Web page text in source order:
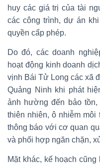
huy các giá trị của tài
các công trình, dự án
quyền cấp phép.
Do đó, các doanh
hoạt động kinh doanh
vịnh Bái Tử Long các xã
Quảng Ninh khi phát
ảnh hường đến bảo
thiên nhiên, ô nhiễm
thông báo với cơ quan
và phối hợp ngăn chặn,
Mặt khác, kế hoạch